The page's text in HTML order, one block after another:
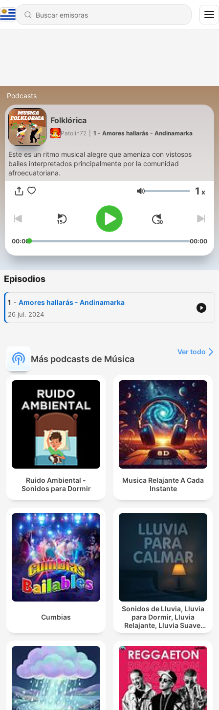
Podcasts
Folklórica
Patolin72 1 - Amores hallarás - Andinamarka
Este es un ritmo musical alegre que ameniza con vistosos
bailes interpretados principalmente por la comunidad
afroecuatoriana.
Volumen 1 x
00:00 00:00
Episodios
1 - Amores hallarás - Andinamarka
26 jul. 2024
Más podcasts de Música
Ver todo
Ruido Ambiental -
Sonidos para Dormir
Musica Relajante A Cada
Instante
Cumbias
Sonidos de Lluvia, Lluvia
para Dormir, Lluvia
Relajante, Lluvia Suave,
Lluvia Para Calmar